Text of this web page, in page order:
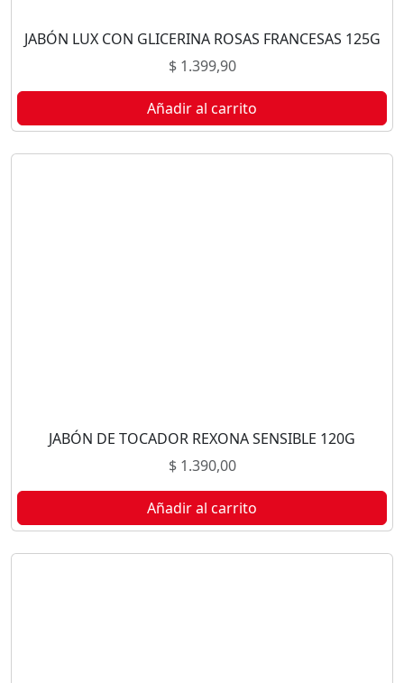
JABÓN LUX CON GLICERINA ROSAS FRANCESAS 125G
$1.399,90
Añadir al carrito
JABÓN DE TOCADOR REXONA SENSIBLE 120G
$1.390,00
Añadir al carrito